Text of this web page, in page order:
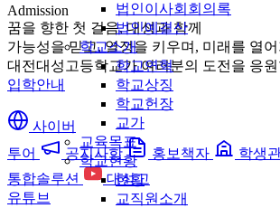
법인이사회회의록
법인예결산
학교소개
학교연혁
학교상징
학교헌장
교가
교육목표
학교현황
현황
교직원소개
Admission
꿈을 향한 첫 걸음, 대성과 함께
가능성을 믿고, 열정을 키우며, 미래를 열
대전대성고등학교가 여러분의 도전을 응
입학안내
사이버
투어
공지사항 홍보책자
학생
통합솔루션
대성고
유튜브